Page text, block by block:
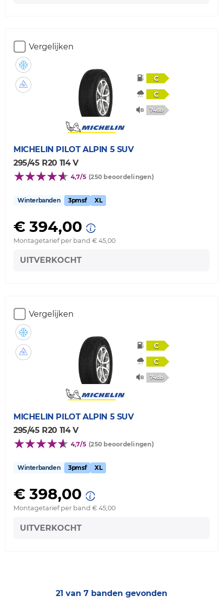
Vergelijken
C
C
74db
MICHELIN PILOT ALPIN 5 SUV
295/45 R20 114 V
4,7/5 (250 beoordelingen)
Winterbanden 3pmsf XL
€ 394,00
Montagetarief per band € 45,00
UITVERKOCHT
Vergelijken
C
C
74db
MICHELIN PILOT ALPIN 5 SUV
295/45 R20 114 V
4,7/5 (250 beoordelingen)
Winterbanden 3pmsf XL
€ 398,00
Montagetarief per band € 45,00
UITVERKOCHT
21 van 7 banden gevonden